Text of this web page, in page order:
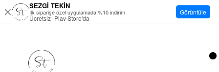
SEZGİ TEKİN
İlk siparişe özel uygulamada %10 indirim
Ücretsiz -Play Store'da
Görüntüle